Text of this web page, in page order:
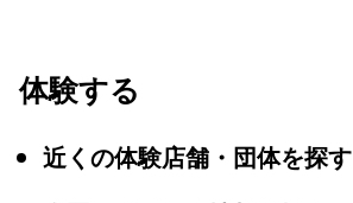
体験する
近くの体験店舗・団体を探す